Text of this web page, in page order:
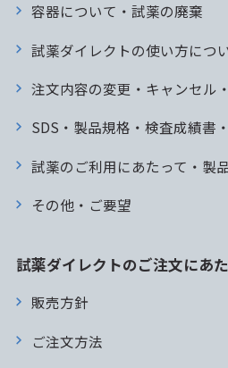
容器について・試薬の廃棄
試薬ダイレクトの使い方につ
注文内容の変更・キャンセル
SDS・製品規格・検査成績書
試薬のご利用にあたって・製
その他・ご要望
試薬ダイレクトのご注文にあ
販売方針
ご注文方法